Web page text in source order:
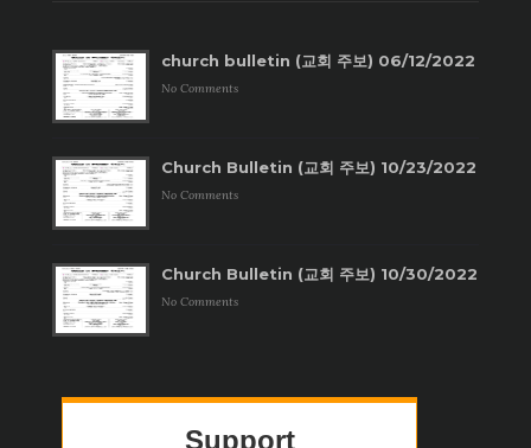
church bulletin (교회 주보) 06/12/2022
No Comments
Church Bulletin (교회 주보) 10/23/2022
No Comments
Church Bulletin (교회 주보) 10/30/2022
No Comments